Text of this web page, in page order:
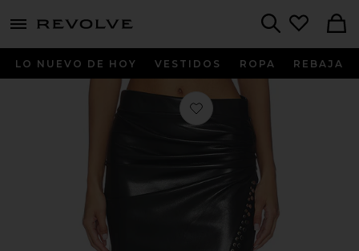
menu - shows more content
LO NUEVO DE HOY VESTIDOS ROPA REBAJA
Favorito FALDA REGINA